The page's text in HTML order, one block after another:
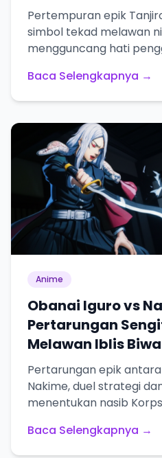
Pertempuran epik
simbol tekad melawan
mengguncang hati
Baca Selengkapnya →
Anime
Obanai Iguro vs
Pertarungan
Melawan Iblis Biwa
Pertarungan epik
Nakime, duel strategi
menentukan nasib
Baca Selengkapnya →
Ada
Khusus untuk